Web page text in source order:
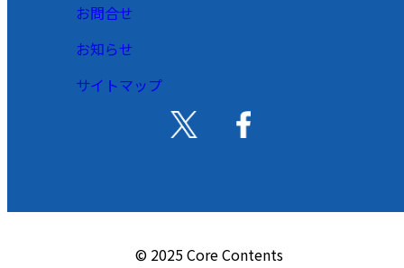
お問合せ
お知らせ
サイトマップ
© 2025 Core Contents